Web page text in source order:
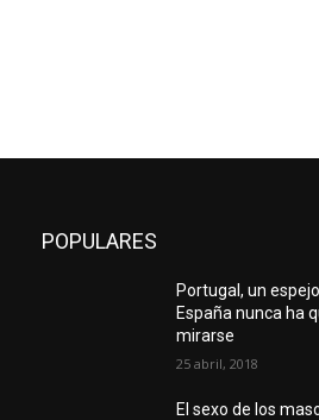
POPULARES
Portugal, un
España nunca ha
mirarse
25 abril, 2018
El sexo de los